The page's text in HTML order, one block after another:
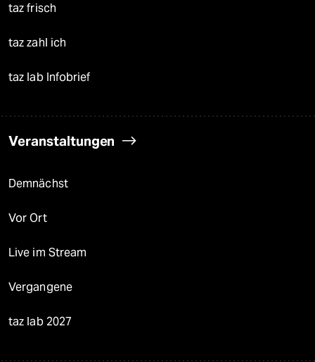
taz frisch
taz zahl ich
taz lab Infobrief
Veranstaltungen
Demnächst
Vor Ort
Live im Stream
Vergangene
taz lab 2027